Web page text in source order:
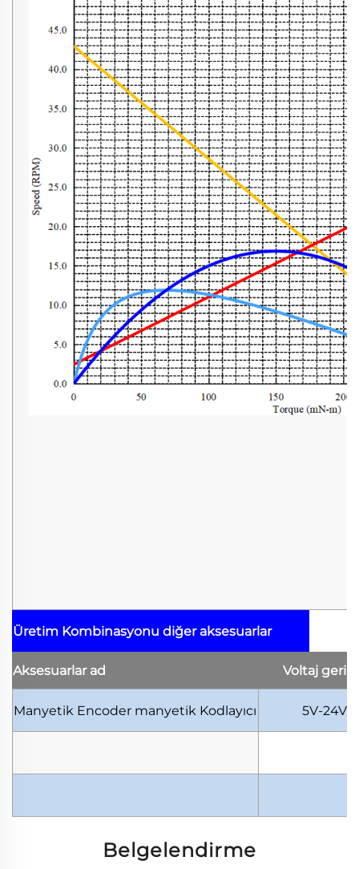
Üretim Kombinasyonu diğer aksesuarlar
Aksesuarlar ad Voltaj
Manyetik Encoder manyetik Kodlayıcı 5V-24V
Belgelendirme